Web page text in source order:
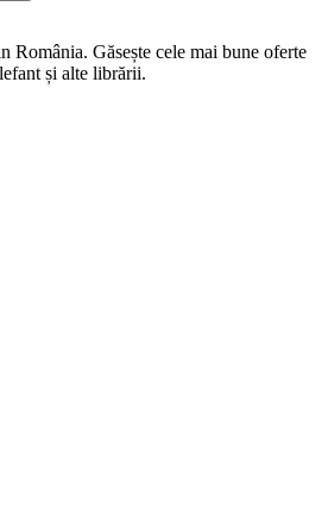
România. Găsește cele mai bune oferte
și alte librării.